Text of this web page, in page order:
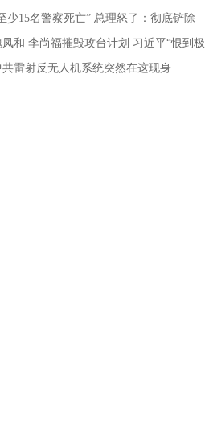
少15名警察死亡” 总理怒了：彻底铲除
凤和 李尚福摧毁攻台计划 习近平“恨到极
共雷射反无人机系统突然在这现身